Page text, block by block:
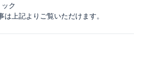
ク
上記よりご覧いただけます。